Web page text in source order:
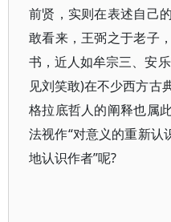
前贤，实则在表述自己
敢看来，王弼之于老子
书，近人如牟宗三、安
见刘笑敢)在不少西方古
格拉底哲人的阐释也属
法视作“对意义的重新认
地认识作者”呢?